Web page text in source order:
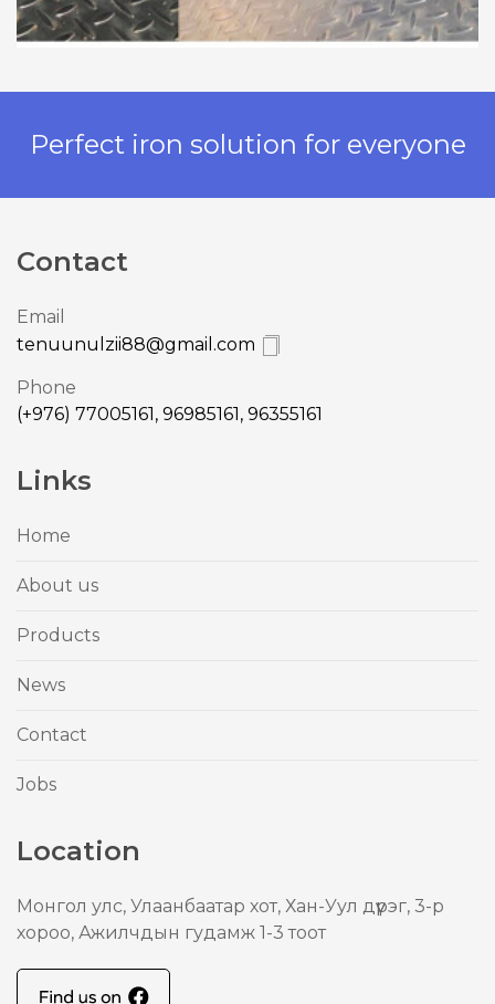
Perfect iron solution for everyone
Contact
Email
tenuunulzii88@gmail.com
Phone
(+976) 77005161, 96985161, 96355161
Links
Home
About us
Products
News
Contact
Jobs
Location
Mонгол улс, Улаанбаатар хот, Хан-Уул дүүрэг, 3-р
хороо, Ажилчдын гудамж 1-3 тоот